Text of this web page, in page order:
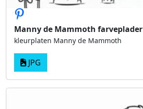
Manny de Mammoth farveplader
kleurplaten Manny de Mammoth
JPG